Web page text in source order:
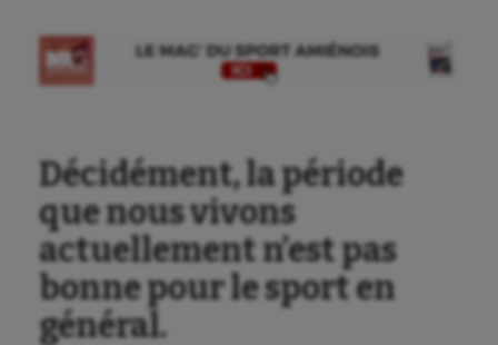
Décidément, la période
que nous vivons
actuellement n’est pas
bonne pour le sport en
général.